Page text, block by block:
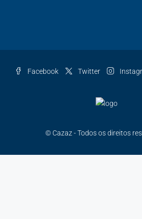
Facebook Twitter
© Cazaz - Todos os direitos